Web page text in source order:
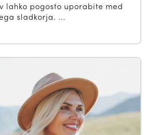
lahko pogosto uporabite med
sladkorja. ...